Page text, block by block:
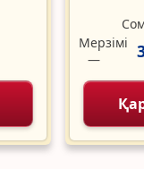
Мерзімі